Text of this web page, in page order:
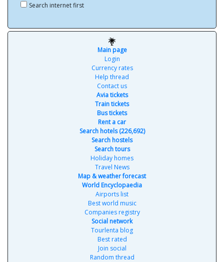
Search internet first
Main page
Login
Currency rates
Help thread
Contact us
Avia tickets
Train tickets
Bus tickets
Rent a car
Search hotels (226,692)
Search hostels
Search tours
Holiday homes
Travel News
Map & weather forecast
World Encyclopaedia
Airports list
Best world music
Companies registry
Social network
Tourlenta blog
Best rated
Join social
Random thread